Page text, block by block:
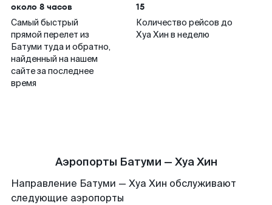
около 8 часов
Самый быстрый
прямой перелет из
Батуми туда и обратно,
найденный на нашем
сайте за последнее
время
15
Количество рейсов до
Хуа Хин в неделю
Аэропорты Батуми — Хуа Хин
Направление Батуми — Хуа Хин обслуживают
следующие аэропорты